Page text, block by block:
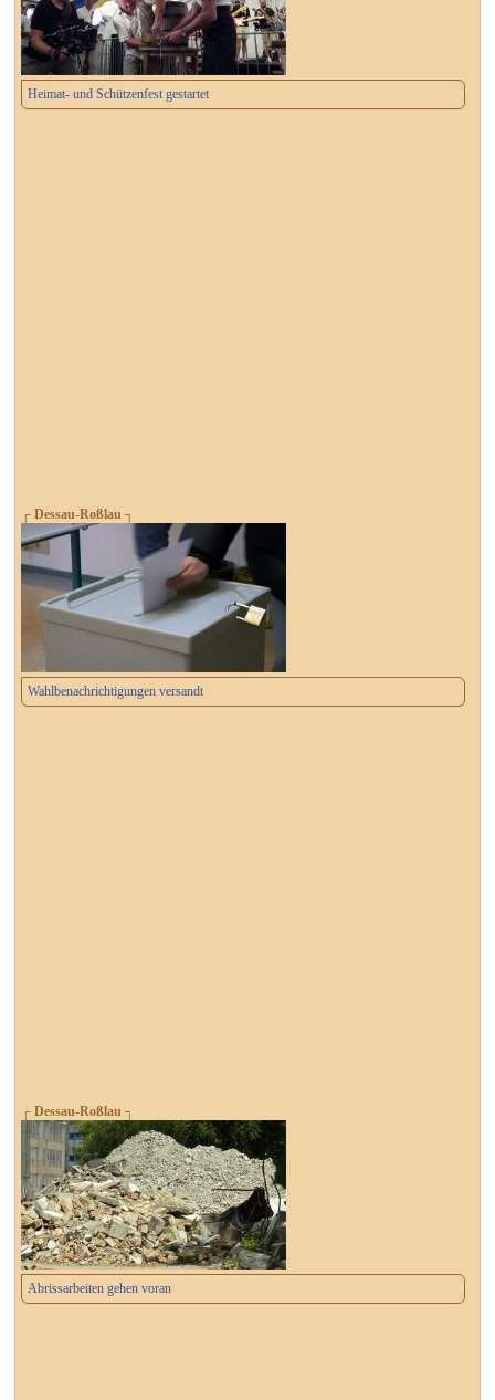
Heimat- und Schützenfest gestartet
┌ Dessau-Roßlau ┐
Wahlbenachrichtigungen versandt
┌ Dessau-Roßlau ┐
Abrissarbeiten gehen voran